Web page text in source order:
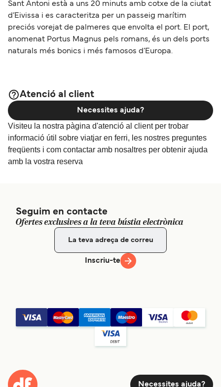
Sant Antoni està a uns 20 minuts amb cotxe de la ciutat
d’Eivissa i es caracteritza per un passeig marítim
preciós vorejat de palmeres que envolta el port. El port,
anomenat Portus Magnus pels romans, és un dels ports
naturals més bonics i més famosos d’Europa.
Atenció al client
Visiteu la nostra pàgina d'atenció al client per trobar
informació útil sobre viatjar en ferri, les nostres preguntes
freqüents i com contactar amb nosaltres per obtenir ajuda
amb la vostra reserva
Necessites ajuda?
Seguim en contacte
Ofertes exclusives a la teva bústia electrònica
Inscriu-te
Necessites ajuda?